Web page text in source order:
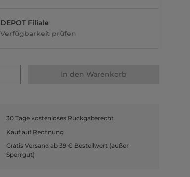
DEPOT Filiale
Verfügbarkeit prüfen
In den Warenkorb
30 Tage kostenloses Rückgaberecht
Kauf auf Rechnung
Gratis Versand ab 39 € Bestellwert (außer
Sperrgut)